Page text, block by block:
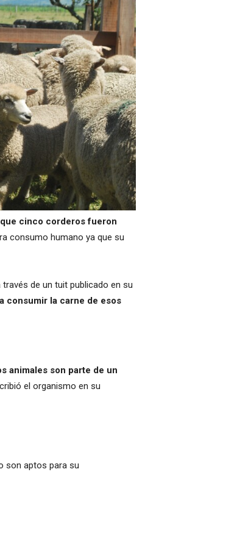
cinco corderos fueron
consumo humano ya que su
de un tuit publicado en su
consumir la carne de esos
animales son parte de un
el organismo en su
son aptos para su